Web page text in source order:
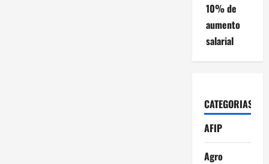
10% de
aumento
salarial
CATEGORIAS
AFIP
Agro